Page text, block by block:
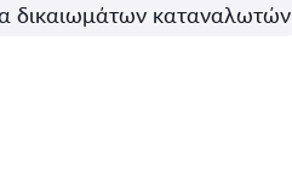
δικαιωμάτων καταναλωτών